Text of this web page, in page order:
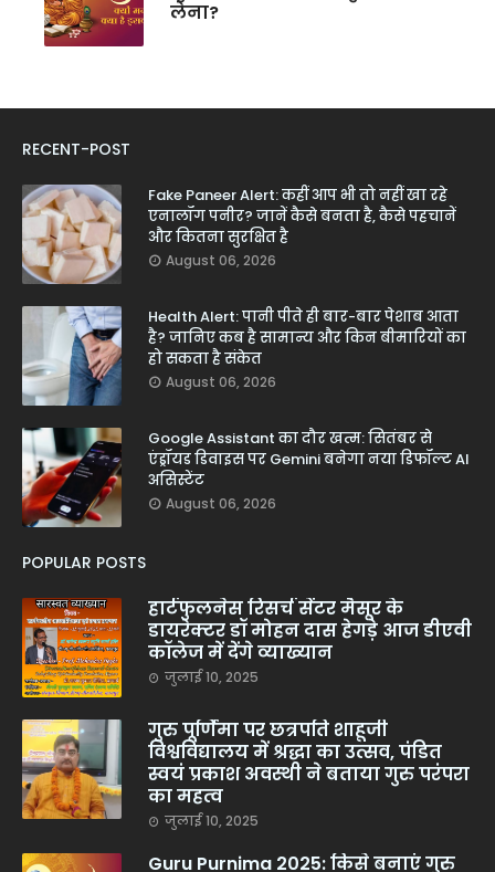
लेना?
RECENT-POST
Fake Paneer Alert: कहीं आप भी तो नहीं खा रहे
एनालॉग पनीर? जानें कैसे बनता है, कैसे पहचानें
और कितना सुरक्षित है
August 06, 2026
Health Alert: पानी पीते ही बार-बार पेशाब आता
है? जानिए कब है सामान्य और किन बीमारियों का
हो सकता है संकेत
August 06, 2026
Google Assistant का दौर खत्म: सितंबर से
एंड्रॉयड डिवाइस पर Gemini बनेगा नया डिफॉल्ट AI
असिस्टेंट
August 06, 2026
POPULAR POSTS
हार्टफुलनेस रिसर्च सेंटर मैसूर के
डायरेक्टर डॉ मोहन दास हेगड़े आज डीएवी
कॉलेज में देंगे व्याख्यान
जुलाई 10, 2025
गुरु पूर्णिमा पर छत्रपति शाहूजी
विश्वविद्यालय में श्रद्धा का उत्सव, पंडित
स्वयं प्रकाश अवस्थी ने बताया गुरु परंपरा
का महत्व
जुलाई 10, 2025
Guru Purnima 2025: किसे बनाएं गुरु